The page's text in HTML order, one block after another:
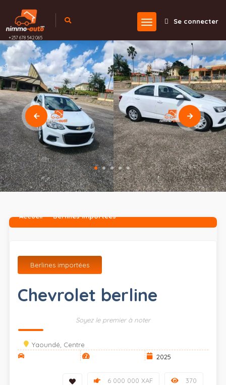
+237 678 542 065
Se connecter
Accueil Berlines importées
Berlines importées
Chevrolet berline
Soyez le premier à noter
Yaoundé, Centre
2025
370
6 000 000 XAF